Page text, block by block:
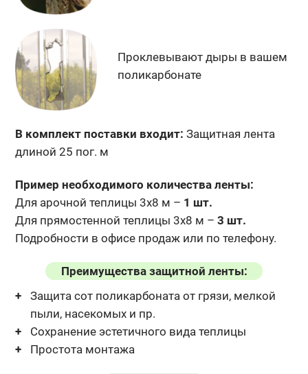
Проклевывают дыры в вашем
поликарбонате
В комплект поставки входит: Защитная лента
длиной 25 пог. м
Пример необходимого количества ленты:
Для арочной теплицы 3х8 м – 1 шт.
Для прямостенной теплицы 3х8 м – 3 шт.
Подробности в офисе продаж или по телефону.
Преимущества защитной ленты:
Защита сот поликарбоната от грязи, мелкой
пыли, насекомых и пр.
Сохранение эстетичного вида теплицы
Простота монтажа